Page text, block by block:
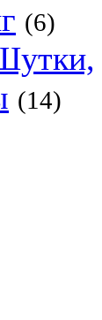
(6)
(14)